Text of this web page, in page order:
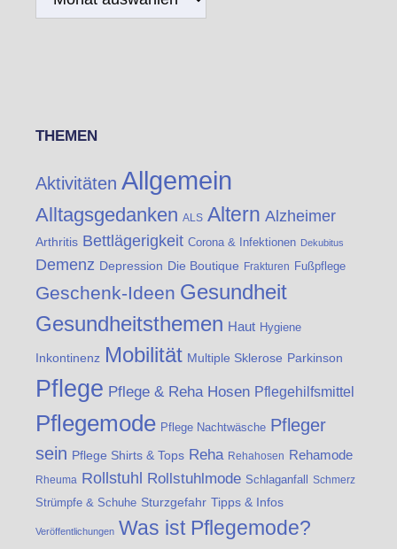
THEMEN
Aktivitäten Allgemein
Alltagsgedanken ALS Altern Alzheimer
Arthritis Bettlägerigkeit Corona & Infektionen Dekubitus
Demenz Depression Die Boutique Frakturen Fußpflege
Geschenk-Ideen Gesundheit
Gesundheitsthemen Haut Hygiene
Inkontinenz Mobilität Multiple Sklerose Parkinson
Pflege Pflege & Reha Hosen Pflegehilfsmittel
Pflegemode Pflege Nachtwäsche Pfleger
sein Pflege Shirts & Tops Reha Rehahosen Rehamode
Rheuma Rollstuhl Rollstuhlmode Schlaganfall Schmerz
Strümpfe & Schuhe Sturzgefahr Tipps & Infos
Veröffentlichungen Was ist Pflegemode?